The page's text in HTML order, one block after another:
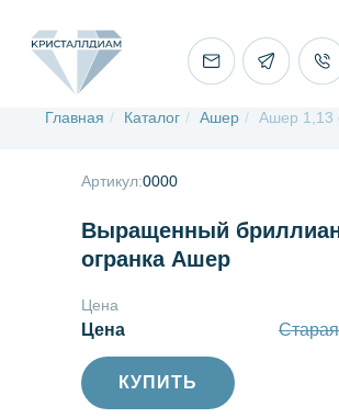
Главная / Каталог / Ашер / Ашер 1,13
Выращенный
огранка Ашер
Артикул:0000
Старая
Цена
Цена
КУПИТЬ